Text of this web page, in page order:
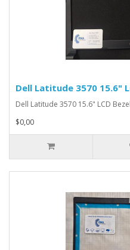
Dell Latitude 3570 15.6"
Dell Latitude 3570 15.6" LCD
$0,00